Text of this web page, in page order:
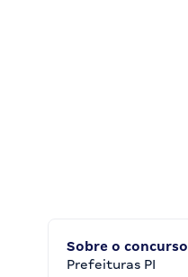
Sobre o concurso
Prefeituras PI